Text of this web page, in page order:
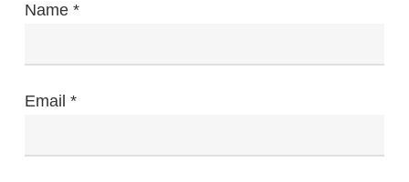
Name *
Email *